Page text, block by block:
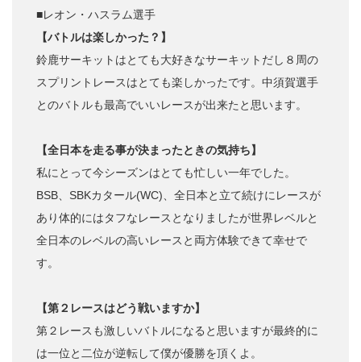
■レオン・ハスラム選手
【バトルは楽しかった？】
鈴鹿サーキットはとても大好きなサーキットだし８周の
スプリントレースはとても楽しかったです。中須賀選手
とのバトルも最高でいいレースが出来たと思います。
【全日本を走る事が決まったときの気持ち】
私にとって今シーズンはとても忙しい一年でした。
BSB、SBKカタール(WC)、全日本と立て続けにレースが
あり体的にはタフなレースとなりましたが世界レベルと
全日本のレベルの高いレースと両方体験できて幸せで
す。
【第２レースはどう戦いますか】
第２レースも激しいバトルになると思いますが最終的に
は一位と二位が逆転して僕が優勝を頂くよ。